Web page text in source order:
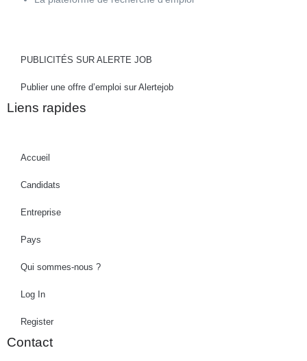
PUBLICITÉS SUR ALERTE JOB
Publier une offre d’emploi sur Alertejob
Liens rapides
Accueil
Candidats
Entreprise
Pays
Qui sommes-nous ?
Log In
Register
Contact